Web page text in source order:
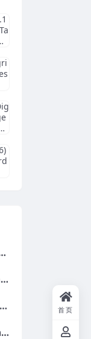
eCommerce WordPress Theme
Plumbio v2.2 Plumbing Services WordPress Theme
Anarkali (v1.1.3) Fashion Shop Ecommerce Elementor Theme
Markite (v1.4.0) Digital Marketplace WordPress Theme
首页